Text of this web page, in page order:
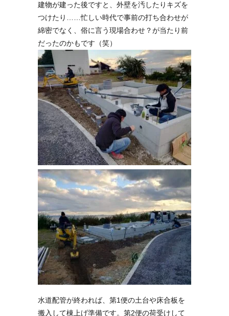
建物が建った後ですと、外壁を汚したりキズを
つけたり……忙しい時代で事前の打ち合わせが
綿密でなく、俗に言う現場合わせ？が当たり前
だったのかもです（笑）
水道配管が終われば、第1便の土台や床合板を
搬入して棟上げ準備です。第2便の荷受けして